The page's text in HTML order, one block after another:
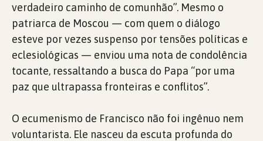
verdadeiro caminho de comunhão”. Mesmo o
patriarca de Moscou — com quem o diálogo
esteve por vezes suspenso por tensões políticas e
eclesiológicas — enviou uma nota de condolência
tocante, ressaltando a busca do Papa “por uma
paz que ultrapassa fronteiras e conflitos”.
O ecumenismo de Francisco não foi ingênuo nem
voluntarista. Ele nasceu da escuta profunda do